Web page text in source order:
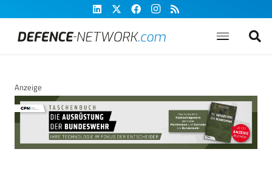
Anzeige